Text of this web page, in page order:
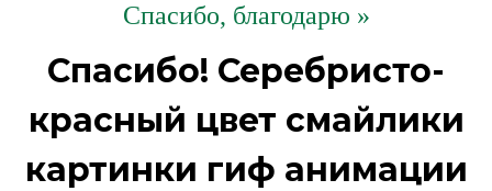
Спасибо, благодарю »
Спасибо! Серебристо-
красный цвет смайлики
картинки гиф анимации